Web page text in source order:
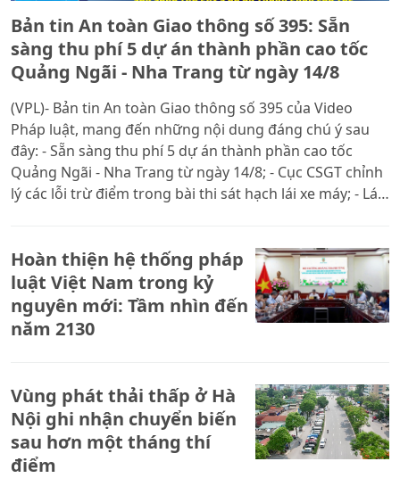
Bản tin An toàn Giao thông số 395: Sẵn
sàng thu phí 5 dự án thành phần cao tốc
Quảng Ngãi - Nha Trang từ ngày 14/8
(VPL)- Bản tin An toàn Giao thông số 395 của Video
Pháp luật, mang đến những nội dung đáng chú ý sau
đây: - Sẵn sàng thu phí 5 dự án thành phần cao tốc
Quảng Ngãi - Nha Trang từ ngày 14/8; - Cục CSGT chỉnh
lý các lỗi trừ điểm trong bài thi sát hạch lái xe máy; - Lái
tránh Vinh, 2 người thương vong.
Hoàn thiện hệ thống pháp
luật Việt Nam trong kỷ
nguyên mới: Tầm nhìn đến
năm 2130
Vùng phát thải thấp ở Hà
Nội ghi nhận chuyển biến
sau hơn một tháng thí
điểm